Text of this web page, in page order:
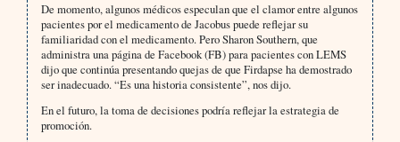
De momento, algunos médicos especulan que el clamor entre algunos
pacientes por el medicamento de Jacobus puede reflejar su
familiaridad con el medicamento. Pero Sharon Southern, que
administra una página de Facebook (FB) para pacientes con LEMS
dijo que continúa presentando quejas de que Firdapse ha demostrado
ser inadecuado. “Es una historia consistente”, nos dijo.
En el futuro, la toma de decisiones podría reflejar la estrategia de
promoción.